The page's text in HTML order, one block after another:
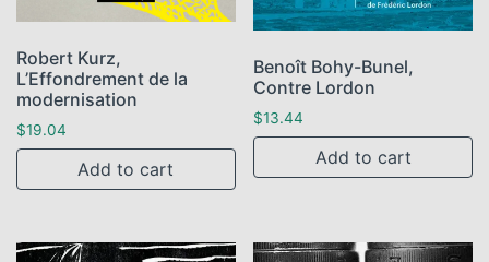
Robert Kurz,
L’Effondrement de la
modernisation
$19.04
Add to cart
Benoît Bohy-Bunel,
Contre Lordon
$13.44
Add to cart